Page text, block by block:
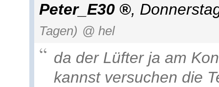
Peter_E30 ,
Tagen) @ hel
da der Lüfter ja am
kannst versuchen die